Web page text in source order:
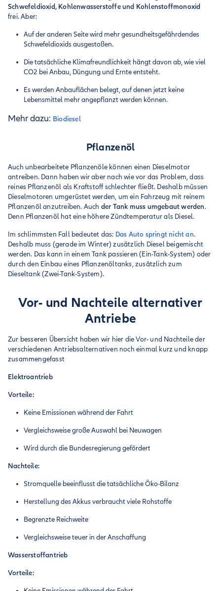
Schwefeldioxid, Kohlenwasserstoffe und Kohlenstoffmonoxid
frei. Aber:
Auf der anderen Seite wird mehr gesundheitsgefährdendes
Schwefeldioxids ausgestoßen.
Die tatsächliche Klimafreundlichkeit hängt davon ab, wie viel
CO2 bei Anbau, Düngung und Ernte entsteht.
Es werden Anbauflächen belegt, auf denen jetzt keine
Lebensmittel mehr angepflanzt werden können.
Mehr dazu: Biodiesel
Pflanzenöl
Auch unbearbeitete Pflanzenöle können einen Dieselmotor
antreiben. Dann haben wir aber nach wie vor das Problem, dass
reines Pflanzenöl als Kraftstoff schlechter fließt. Deshalb müssen
Dieselmotoren umgerüstet werden, um ein Fahrzeug mit reinem
Pflanzenöl anzutreiben. Auch der Tank muss umgebaut werden.
Denn Pflanzenöl hat eine höhere Zündtemperatur als Diesel.
Im schlimmsten Fall bedeutet das: Das Auto springt nicht an.
Deshalb muss (gerade im Winter) zusätzlich Diesel beigemischt
werden. Das kann in einem Tank passieren (Ein-Tank-System) oder
durch den Einbau eines Pflanzenöltanks, zusätzlich zum
Dieseltank (Zwei-Tank-System).
Vor- und Nachteile alternativer
Antriebe
Zur besseren Übersicht haben wir hier die Vor- und Nachteile der
verschiedenen Antriebsalternativen noch einmal kurz und knapp
zusammengefasst
Elektroantrieb
Vorteile:
Keine Emissionen während der Fahrt
Vergleichsweise große Auswahl bei Neuwagen
Wird durch die Bundesregierung gefördert
Nachteile:
Stromquelle beeinflusst die tatsächliche Öko-Bilanz
Herstellung des Akkus verbraucht viele Rohstoffe
Begrenzte Reichweite
Vergleichsweise teuer in der Anschaffung
Wasserstoffantrieb
Vorteile: